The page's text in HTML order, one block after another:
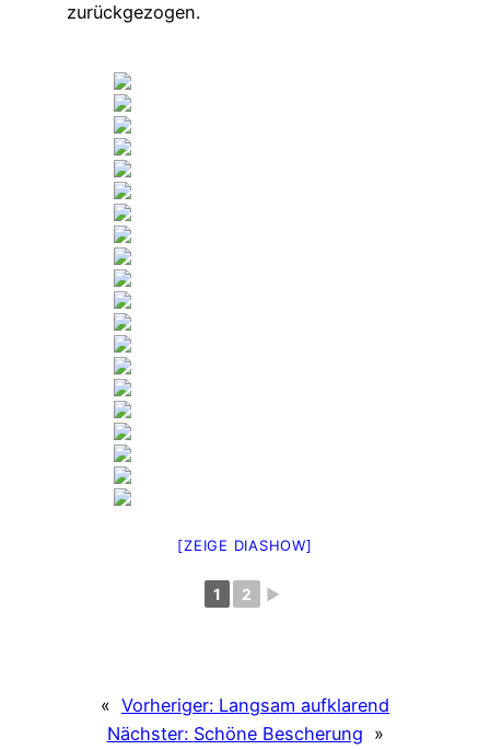
zurückgezogen.
[ZEIGE DIASHOW]
1 2 ►
« Vorheriger: Langsam aufklarend
Nächster: Schöne Bescherung »